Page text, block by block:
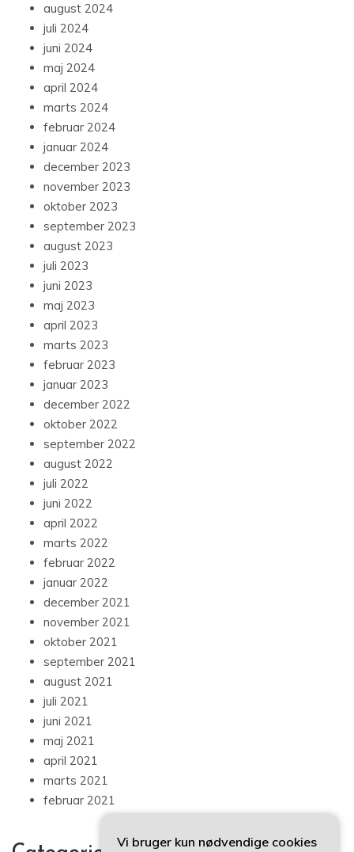
august 2024
juli 2024
juni 2024
maj 2024
april 2024
marts 2024
februar 2024
januar 2024
december 2023
november 2023
oktober 2023
september 2023
august 2023
juli 2023
juni 2023
maj 2023
april 2023
marts 2023
februar 2023
januar 2023
december 2022
oktober 2022
september 2022
august 2022
juli 2022
juni 2022
april 2022
marts 2022
februar 2022
januar 2022
december 2021
november 2021
oktober 2021
september 2021
august 2021
juli 2021
juni 2021
maj 2021
april 2021
marts 2021
februar 2021
Vi bruger kun nødvendige cookies